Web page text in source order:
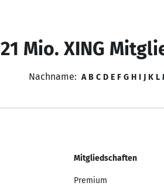
21 Mio. XING
Nachname: A B C D E F G H I J K L
Mitgliedschaften
Premium